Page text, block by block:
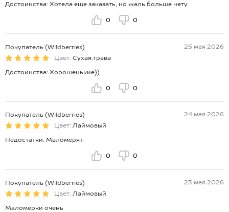
Достоинства: Хотела еще заказать, но жаль больше нету
0 0
Покупатель (Wildberries)
25 мая 2026
Цвет: Сухая.трава
Достоинства: Хорошенькие))
0 0
Покупатель (Wildberries)
24 мая 2026
Цвет: Лаймовый
Недостатки: Маломерят
0 0
Покупатель (Wildberries)
23 мая 2026
Цвет: Лаймовый
Маломерки очень